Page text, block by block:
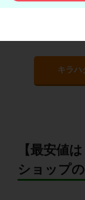
初
キラハ
【最安値
ショップ